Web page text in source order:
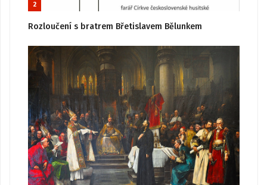
2
Rozloučení s bratrem Břetislavem Bělunkem